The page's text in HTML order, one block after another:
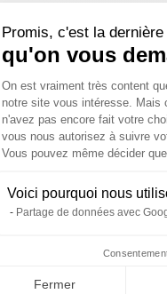
Promis, c'est la dernière
qu'on vous
Plateforme de
On est vraiment très content
notre site vous intéresse. Mais
n'avez pas encore fait votre
vous nous autorisez à suivre
Vous pouvez même décider
Voici pourquoi nous
Partage de données avec
Fermer